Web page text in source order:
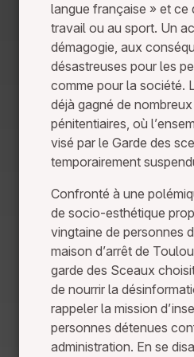
langue française » et ce
travail ou au sport. Un
démagogie, aux
désastreuses pour les
comme pour la société.
déjà gagné de
pénitentiaires, où
visé par le Garde des
temporairement
Confronté à une
de socio-esthétique
vingtaine de personnes
maison d’arrêt de
garde des Sceaux
de nourrir la
rappeler la mission
personnes détenues
administration. En se